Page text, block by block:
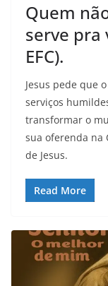
Quem
serve pra
EFC).
Jesus pede que
serviços
transformar o
sua oferenda na
de Jesus.
Read More